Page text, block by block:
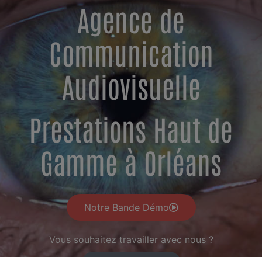
Agence de
Communication
Audiovisuelle
Prestations Haut de
Gamme à Orléans
Notre Bande Démo
Vous souhaitez travailler avec nous ?